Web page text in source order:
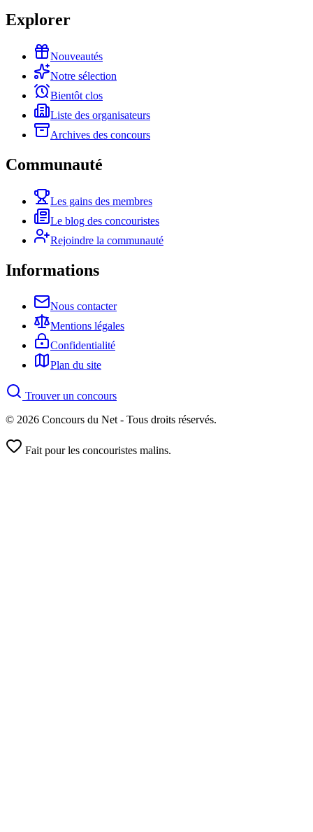
Explorer
Nouveautés
Notre sélection
Bientôt clos
Liste des organisateurs
Archives des concours
Communauté
Les gains des membres
Le blog des concouristes
Rejoindre la communauté
Informations
Nous contacter
Mentions légales
Confidentialité
Plan du site
Trouver un concours
© 2026 Concours du Net - Tous droits réservés.
Fait pour les concouristes malins.